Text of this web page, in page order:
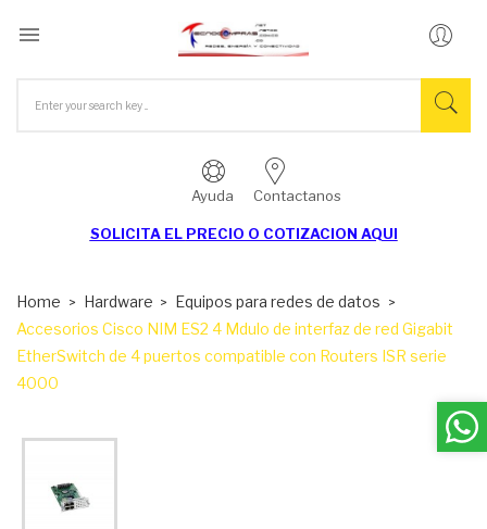

Ayuda Contactanos
SOLICITA EL PRECIO O COTIZACION AQUI
Home Hardware
Equipos para redes de datos
Accesorios Cisco NIM ES2 4 Mdulo de interfaz de red Gigabit
EtherSwitch de 4 puertos compatible con Routers ISR serie
4000